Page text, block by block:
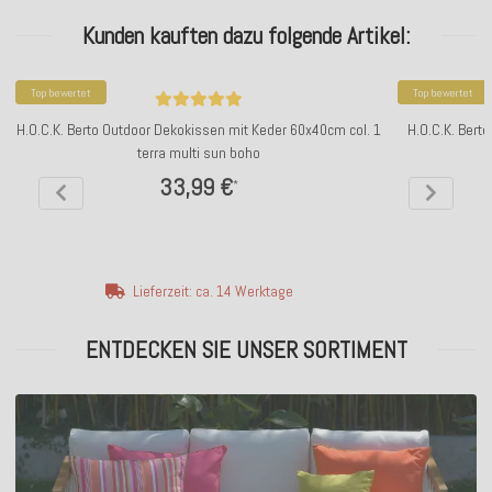
Kunden kauften dazu folgende Artikel:
Top bewertet
H.O.C.K. Berto Outdoor Dekokissen mit Keder 60x40cm col. 1
terra multi sun boho
33,99 €*
Lieferzeit: ca. 14 Werktage
Top bewertet
H.O.C.K.
ENTDECKEN SIE UNSER SORTIMENT